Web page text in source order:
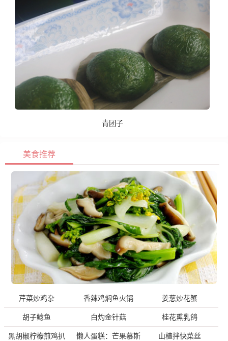
青团子
美食推荐
芹菜炒鸡杂 香辣鸡焖鱼火锅 姜葱炒花蟹
胡子鲶鱼 白灼金针菇 桂花熏乳鸽
黑胡椒柠檬煎鸡扒 懒人蛋糕：芒果慕斯 山楂拌快菜丝